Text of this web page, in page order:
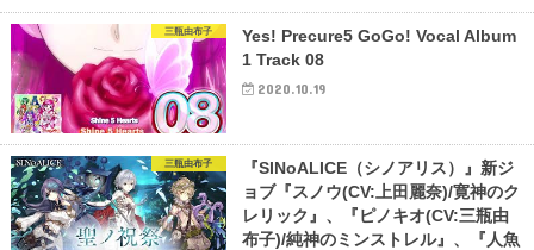
三瓶由布子
Yes! Precure5 GoGo! Vocal Album
1 Track 08
2020.10.19
三瓶由布子
『SINoALICE（シノアリス）』新ジ
ョブ『スノウ(CV:上田麗奈)/寛神のク
レリック』、『ピノキオ(CV:三瓶由
布子)/純神のミンストレル』、『人魚